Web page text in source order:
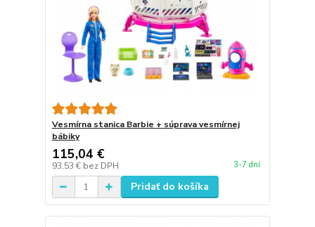
Vesmírna stanica Barbie + súprava vesmírnej
bábiky
115,04 €
93,53 € bez DPH 3-7 dní
Pridať do košíka